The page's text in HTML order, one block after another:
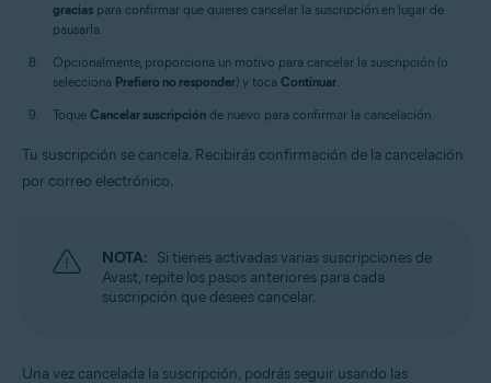
gracias para confirmar que quieres cancelar la suscripción en lugar de
pausarla.
Opcionalmente, proporciona un motivo para cancelar la suscripción (o
selecciona Prefiero no responder) y toca Continuar.
Toque Cancelar suscripción de nuevo para confirmar la cancelación.
Tu suscripción se cancela. Recibirás confirmación de la cancelación
por correo electrónico.
NOTA: Si tienes activadas varias suscripciones de
Avast, repite los pasos anteriores para cada
suscripción que desees cancelar.
Una vez cancelada la suscripción, podrás seguir usando las